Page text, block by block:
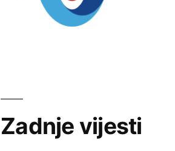
Zadnje vijesti